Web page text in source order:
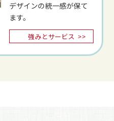
デザインの統一感が保て
ます。
強みとサービス >>